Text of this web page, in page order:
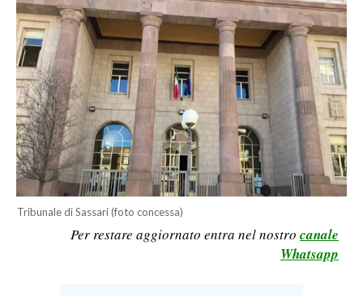
MONDO
POLITICA
ECONOMIA
SERVIZI ALLE IMPRESE
LAVORO
BANDI
SPORT IN SARDEGNA
Tribunale di Sassari (foto concessa)
Per restare aggiornato entra nel nostro canale
Whatsapp